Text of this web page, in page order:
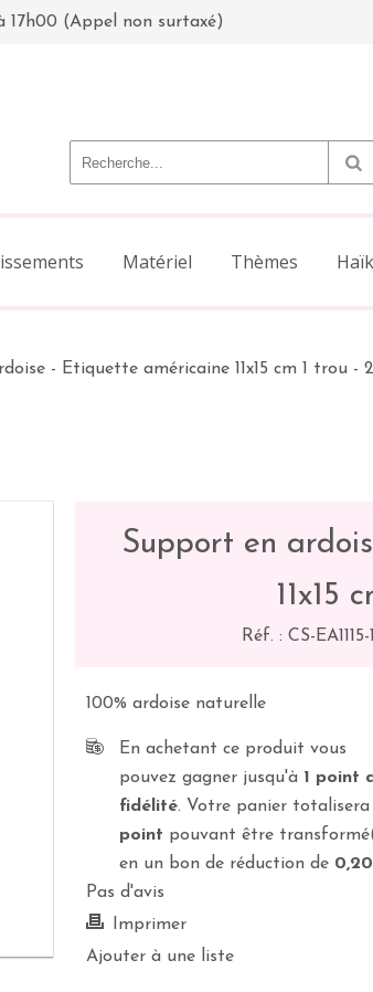
17h00 (Appel non surtaxé)
Matériel Thèmes
- Etiquette américaine 11x15 cm 1 trou -
Support en
11x15
Réf. :CS-
100% ardoise naturelle
En achetant ce produit vous
pouvez gagner jusqu'à 1
point
fidélité. Votre panier totalisera
point pouvant être
en un bon de réduction de
Pas d'avis
Imprimer
Ajouter à une liste